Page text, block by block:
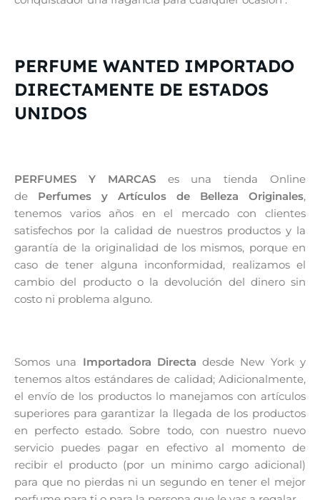
PERFUME WANTED IMPORTADO
DIRECTAMENTE DE ESTADOS
UNIDOS
PERFUMES Y MARCASes una tienda Online
de Perfumes y Artículos de Belleza Originales,
tenemos varios años en el mercado con clientes
satisfechos por la calidad de nuestros productos y la
garantía de la originalidad de los mismos, porque en
caso de tener alguna inconformidad, realizamos el
cambio del producto o la devolución del dinero sin
costo ni problema alguno.
Somos una Importadora Directa desde New York y
tenemos altos estándares de calidad; Adicionalmente,
el envío de los productos lo manejamos con artículos
superiores para garantizar la llegada de los productos
en perfecto estado. Sobre todo, con nuestro nuevo
servicio puedes pagar en efectivo al momento de
recibir el producto (por un minimo cargo adicional)
para que no pierdas ni un segundo en tener el mejor